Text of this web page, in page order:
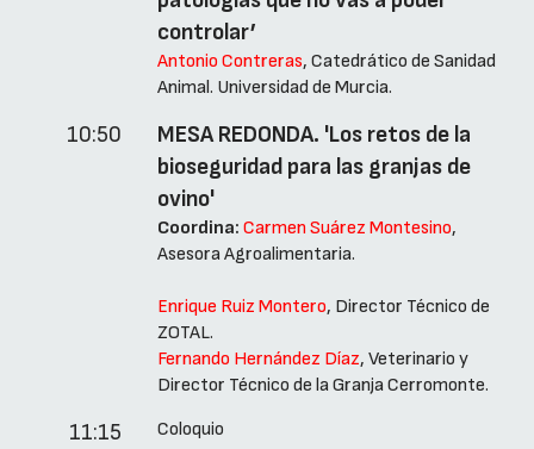
controlar’
Antonio Contreras, Catedrático de Sanidad
Animal. Universidad de Murcia.
10:50
MESA REDONDA. 'Los retos de la
bioseguridad para las granjas de
ovino'
Coordina: Carmen Suárez Montesino,
Asesora Agroalimentaria.
Enrique Ruiz Montero, Director Técnico de
ZOTAL.
Fernando Hernández Díaz, Veterinario y
Director Técnico de la Granja Cerromonte.
11:15 Coloquio